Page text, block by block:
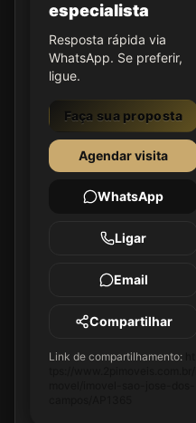
especialista
Resposta rápida via
WhatsApp. Se preferir,
ligue.
Faça sua proposta
Agendar visita
WhatsApp
Ligar
Email
Compartilhar
Link de compartilhamento: